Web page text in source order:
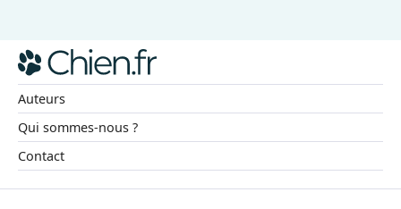
Auteurs
Qui sommes-nous ?
Contact